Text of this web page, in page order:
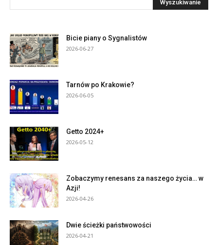
Bicie piany o Sygnalistów
2026-06-27
Tarnów po Krakowie?
2026-06-05
Getto 2024+
2026-05-12
Zobaczymy renesans za naszego życia… w
Azji!
2026-04-26
Dwie ścieżki państwowości
2026-04-21